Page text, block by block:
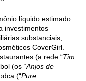
líquido estimado
investimentos
substanciais,
CoverGirl.
(a rede “Tim
(os “Anjos de
(“Pure